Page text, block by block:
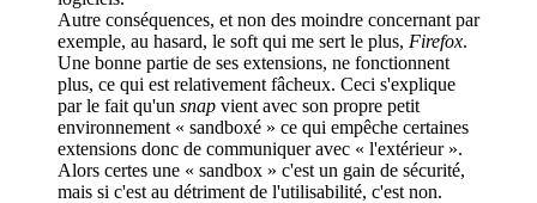
Autre conséquences, et non des moindre concernant par
exemple, au hasard, le soft qui me sert le plus, Firefox.
Une bonne partie de ses extensions, ne fonctionnent
plus, ce qui est relativement fâcheux. Ceci s'explique
par le fait qu'un snap vient avec son propre petit
environnement « sandboxé » ce qui empêche certaines
extensions donc de communiquer avec « l'extérieur ».
Alors certes une « sandbox » c'est un gain de sécurité,
mais si c'est au détriment de l'utilisabilité, c'est non.